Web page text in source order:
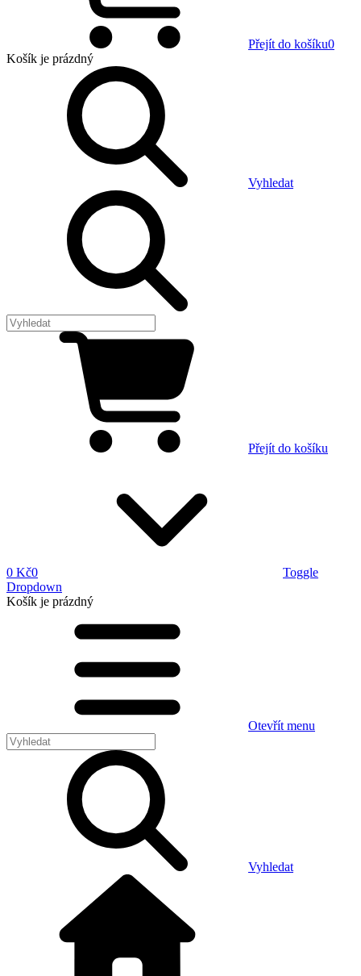
Přejít do košíku0
Košík je prázdný
Vyhledat
Přejít do košíku
0 Kč0
Toggle
Dropdown
Košík je prázdný
Otevřít menu
Vyhledat